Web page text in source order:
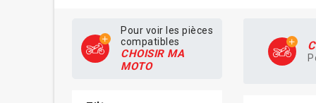
Pour voir les pièces
compatibles
CHOISIR MA
MOTO